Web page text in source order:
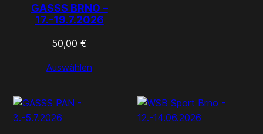
GASSS BRNO –
17.-19.7.2026
50,00€
Auswählen